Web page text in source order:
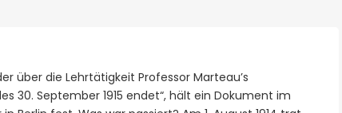
über die Lehrtätigkeit Professor Marteau’s
30. September 1915 endet“, hält ein Dokument im